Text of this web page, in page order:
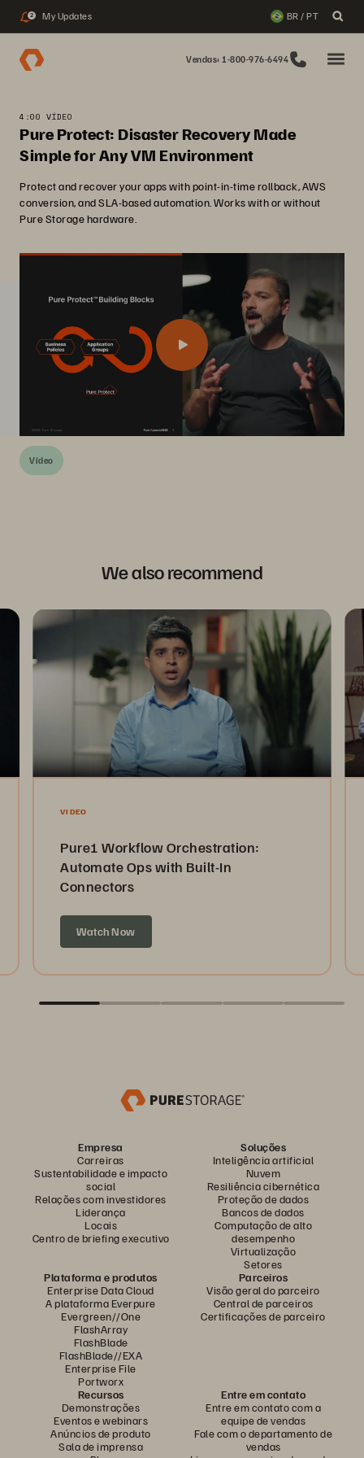
2 My Updates BR / PT
Vendas: 1-800-976-6494
4:00 VÍDEO
Pure Protect: Disaster Recovery Made
Simple for Any VM Environment
Protect and recover your apps with point-in-time rollback, AWS
conversion, and SLA-based automation. Works with or without
Pure Storage hardware.
Vídeo
We also recommend
VIDEO
Pure1 Workflow Orchestration:
Automate Ops with Built-In
Connectors
Watch Now
Empresa
Carreiras
Sustentabilidade e impacto
social
Relações com investidores
Liderança
Locais
Centro de briefing executivo
Soluções
Inteligência artificial
Nuvem
Resiliência cibernética
Proteção de dados
Bancos de dados
Computação de alto
desempenho
Virtualização
Setores
Plataforma e produtos
Enterprise Data Cloud
A plataforma Everpure
Evergreen//One
FlashArray
FlashBlade
FlashBlade//EXA
Enterprise File
Portworx
Parceiros
Visão geral do parceiro
Central de parceiros
Certificações de parceiro
Recursos
Demonstrações
Eventos e webinars
Anúncios de produto
Sala de imprensa
Entre em contato
Entre em contato com a
equipe de vendas
Fale com o departamento de
vendas